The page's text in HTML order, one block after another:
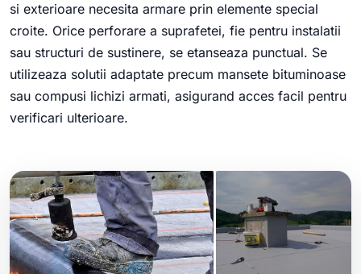
si exterioare necesita armare prin elemente special
croite. Orice perforare a suprafetei, fie pentru instalatii
sau structuri de sustinere, se etanseaza punctual. Se
utilizeaza solutii adaptate precum mansete bituminoase
sau compusi lichizi armati, asigurand acces facil pentru
verificari ulterioare.